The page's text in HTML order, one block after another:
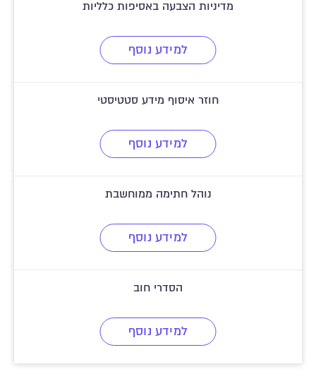
מדיניות הצבעה באסיפות כלליות
למידע נוסף
חוזר איסוף מידע סטטיסטי
למידע נוסף
נוהל חתימה ממוחשבת
למידע נוסף
הסדרי חוב
למידע נוסף